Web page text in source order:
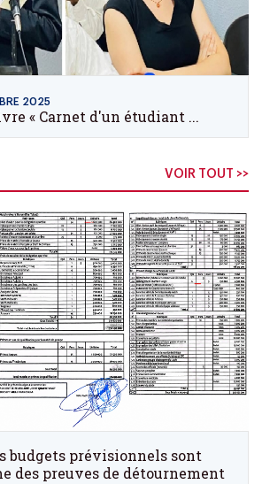
2025
« Carnet d'un étudiant ...
VOIR TOUT >>
budgets prévisionnels sont
des preuves de détournement